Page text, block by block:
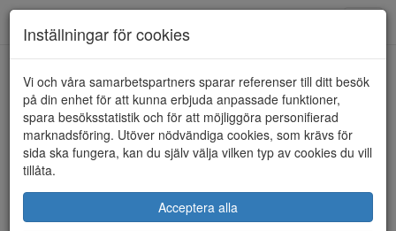
HEM TAMARIS
Inställningar för cookies
Vi och våra samarbetspartners sparar referenser till ditt besök
på din enhet för att kunna erbjuda anpassade funktioner,
spara besöksstatistik och för att möjliggöra personifierad
marknadsföring. Utöver nödvändiga cookies, som krävs för
sida ska fungera, kan du själv välja vilken typ av cookies du vill
tillåta.
Acceptera alla